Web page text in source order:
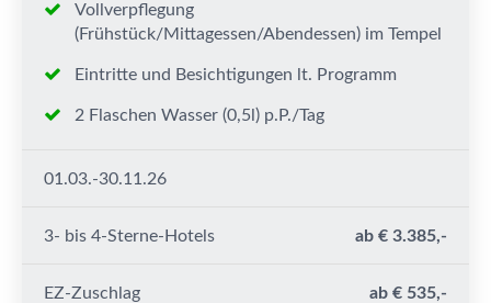
Vollverpflegung
(Frühstück/Mittagessen/Abendessen) im Tempel
Eintritte und Besichtigungen lt. Programm
2 Flaschen Wasser (0,5l) p.P./Tag
01.03.-30.11.26
3- bis 4-Sterne-Hotels ab € 3.385,-
EZ-Zuschlag ab € 535,-